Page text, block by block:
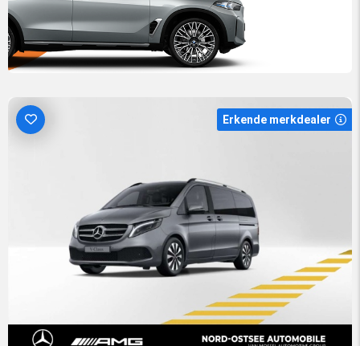
Erkende merkdealer